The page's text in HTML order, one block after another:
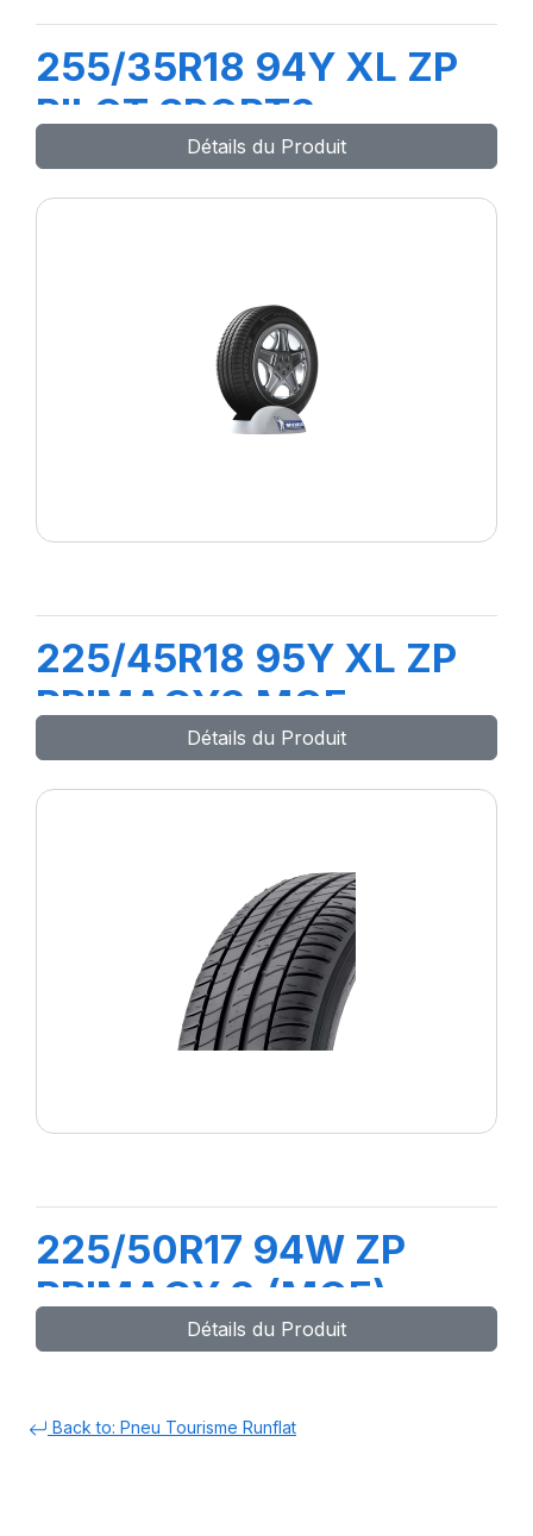
255/35R18 94Y XL ZP
PILOT SPORT3
Détails du Produit
225/45R18 95Y XL ZP
PRIMACY3 MOE
Détails du Produit
225/50R17 94W ZP
PRIMACY 3 (MOE)
Détails du Produit
Back to: Pneu Tourisme Runflat